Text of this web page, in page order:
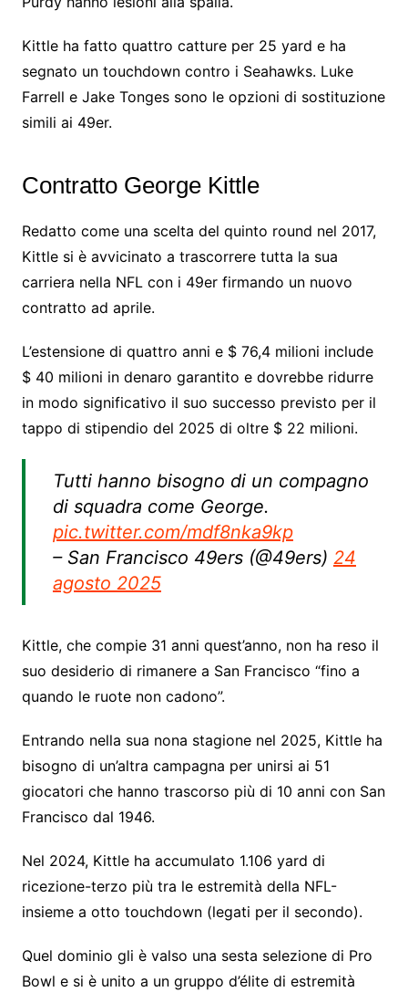
Kittle ha fatto quattro catture per 25 yard e ha
segnato un touchdown contro i Seahawks. Luke
Farrell e Jake Tonges sono le opzioni di sostituzione
simili ai 49er.
Contratto George Kittle
Redatto come una scelta del quinto round nel 2017,
Kittle si è avvicinato a trascorrere tutta la sua
carriera nella NFL con i 49er firmando un nuovo
contratto ad aprile.
L’estensione di quattro anni e $ 76,4 milioni include
$ 40 milioni in denaro garantito e dovrebbe ridurre
in modo significativo il suo successo previsto per il
tappo di stipendio del 2025 di oltre $ 22 milioni.
Tutti hanno bisogno di un compagno
di squadra come George.
pic.twitter.com/mdf8nka9kp
– San Francisco 49ers (@49ers) 24
agosto 2025
Kittle, che compie 31 anni quest’anno, non ha reso il
suo desiderio di rimanere a San Francisco “fino a
quando le ruote non cadono”.
Entrando nella sua nona stagione nel 2025, Kittle ha
bisogno di un’altra campagna per unirsi ai 51
giocatori che hanno trascorso più di 10 anni con San
Francisco dal 1946.
Nel 2024, Kittle ha accumulato 1.106 yard di
ricezione-terzo più tra le estremità della NFL-
insieme a otto touchdown (legati per il secondo).
Quel dominio gli è valso una sesta selezione di Pro
Bowl e si è unito a un gruppo d’élite di estremità